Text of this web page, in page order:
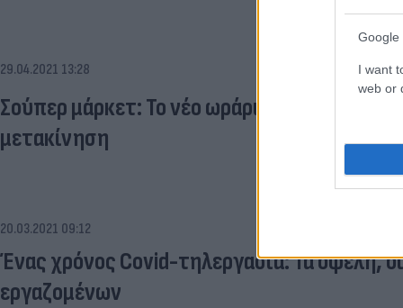
Google
I want
web or
29.04.2021 13:28
Σούπερ μάρκετ: Το νέο ωράριο λειτουργίας -
μετακίνηση
20.03.2021 09:12
Ένας χρόνος Covid-τηλεργασία: Τα οφέλη,
εργαζομένων